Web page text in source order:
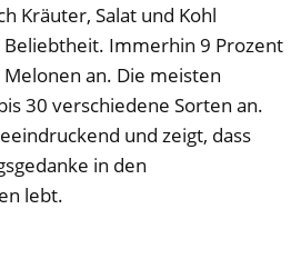
Kräuter, Salat und Kohl
Immerhin 9 Prozent
an. Die meisten
30 verschiedene Sorten an.
und zeigt, dass
in den
lebt.